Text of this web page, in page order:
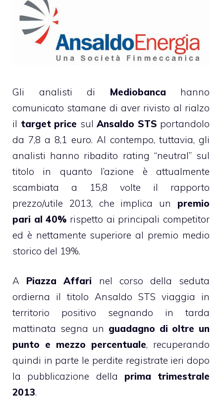
Gli analisti di Mediobanca hanno
comunicato stamane di aver rivisto al rialzo
il target price sul Ansaldo STS portandolo
da 7,8 a 8,1 euro. Al contempo, tuttavia, gli
analisti hanno ribadito rating “neutral” sul
titolo in quanto l’azione è attualmente
scambiata a 15,8 volte il rapporto
prezzo/utile 2013, che implica un premio
pari al 40% rispetto ai principali competitor
ed è nettamente superiore al premio medio
storico del 19%.
A Piazza Affari nel corso della seduta
ordierna il titolo Ansaldo STS viaggia in
territorio positivo segnando in tarda
mattinata segna un guadagno di oltre un
punto e mezzo percentuale, recuperando
quindi in parte le perdite registrate ieri dopo
la pubblicazione della prima trimestrale
2013.